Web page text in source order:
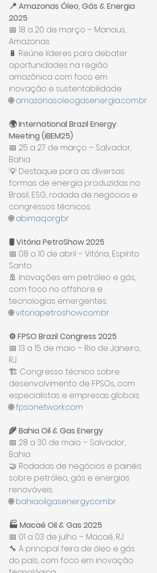
📍 Amazonas Óleo, Gás & Energia
2025
📅 18 a 20 de março – Manaus,
Amazonas
🔋 Reúne líderes para debater
oportunidades na região
amazônica com foco em
inovação e sustentabilidade.
🌐 amazonasoleogasenergia.com.br
🌍 International Brazil Energy
Meeting (iBEM25)
📅 25 a 27 de março – Salvador,
Bahia
💡 Destaque para as diversas
formas de energia produzidas no
Brasil, ESG, rodada de negócios e
congressos técnicos.
🌐 abimaq.org.br
🛢️ Vitória PetroShow 2025
📅 08 a 10 de abril – Vitória, Espírito
Santo
🚢 Inovações em petróleo e gás,
com foco no offshore e
tecnologias emergentes.
🌐 vitoriapetroshow.com.br
⚙️ FPSO Brazil Congress 2025
📅 13 a 15 de maio – Rio de Janeiro,
RJ
🏗️ Congresso técnico sobre
desenvolvimento de FPSOs, com
especialistas e empresas globais.
🌐 fpsonetwork.com
🌾 Bahia Oil & Gas Energy
📅 28 a 30 de maio – Salvador,
Bahia
🤝 Rodadas de negócios e painéis
sobre petróleo, gás e energias
renováveis.
🌐 bahiaoilgasenergy.com.br
🏭 Macaé Oil & Gas 2025
📅 01 a 03 de julho – Macaé, RJ
🔧 A principal feira de óleo e gás
do país, com foco em inovação